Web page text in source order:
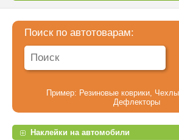
Поиск по автотоварам:
Пример: Резиновые коврики
Дефлекторы
Наклейки на автомобили